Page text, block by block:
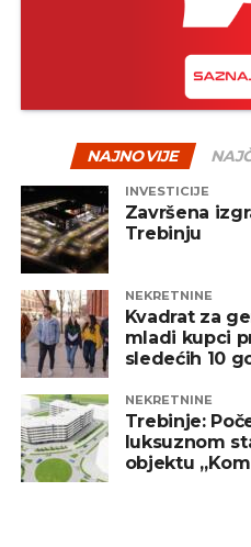
NAJNOVIJE
INVESTICIJE
Završena
Trebinju
mladi kupci
sledećih 10
NEKRETNINE
Trebinje:
luksuznom
objektu